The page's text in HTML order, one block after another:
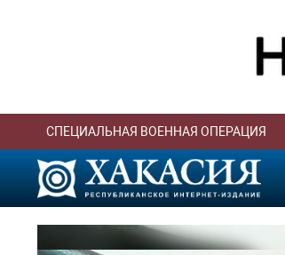
СПЕЦИАЛЬНАЯ ВОЕННАЯ ОПЕРАЦИЯ